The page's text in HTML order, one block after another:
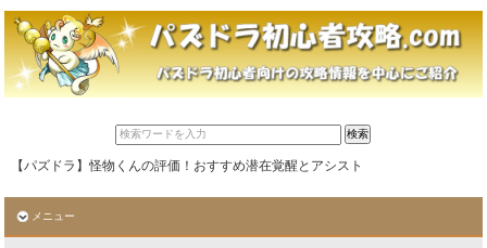
【パズドラ】怪物くんの評価！おすすめ潜在覚醒とアシスト
メニュー